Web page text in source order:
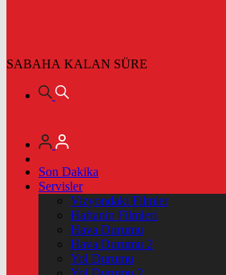
SABAHA KALAN SÜRE
Son Dakika
Servisler
Vizyondaki Filmler
Haftanin Filmleri
Hava Durumu
Hava Durumu 2
Yol Durumu